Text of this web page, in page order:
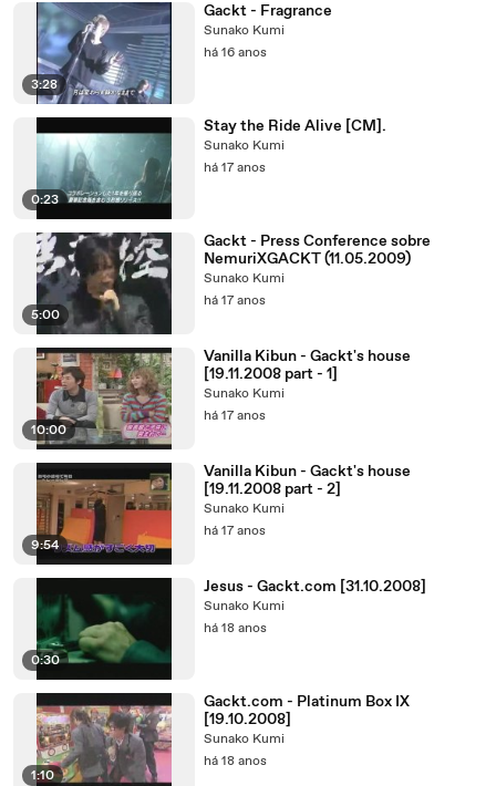
3:28
Gackt - Fragrance
Sunako Kumi
há 16 anos
0:23
Stay the Ride Alive [CM].
Sunako Kumi
há 17 anos
5:00
Gackt - Press Conference sobre
NemuriXGACKT (11.05.2009)
Sunako Kumi
há 17 anos
10:00
Vanilla Kibun - Gackt's house
[19.11.2008 part - 1]
Sunako Kumi
há 17 anos
9:54
Vanilla Kibun - Gackt's house
[19.11.2008 part - 2]
Sunako Kumi
há 17 anos
0:30
Jesus - Gackt.com [31.10.2008]
Sunako Kumi
há 18 anos
1:10
Gackt.com - Platinum Box IX
[19.10.2008]
Sunako Kumi
há 18 anos